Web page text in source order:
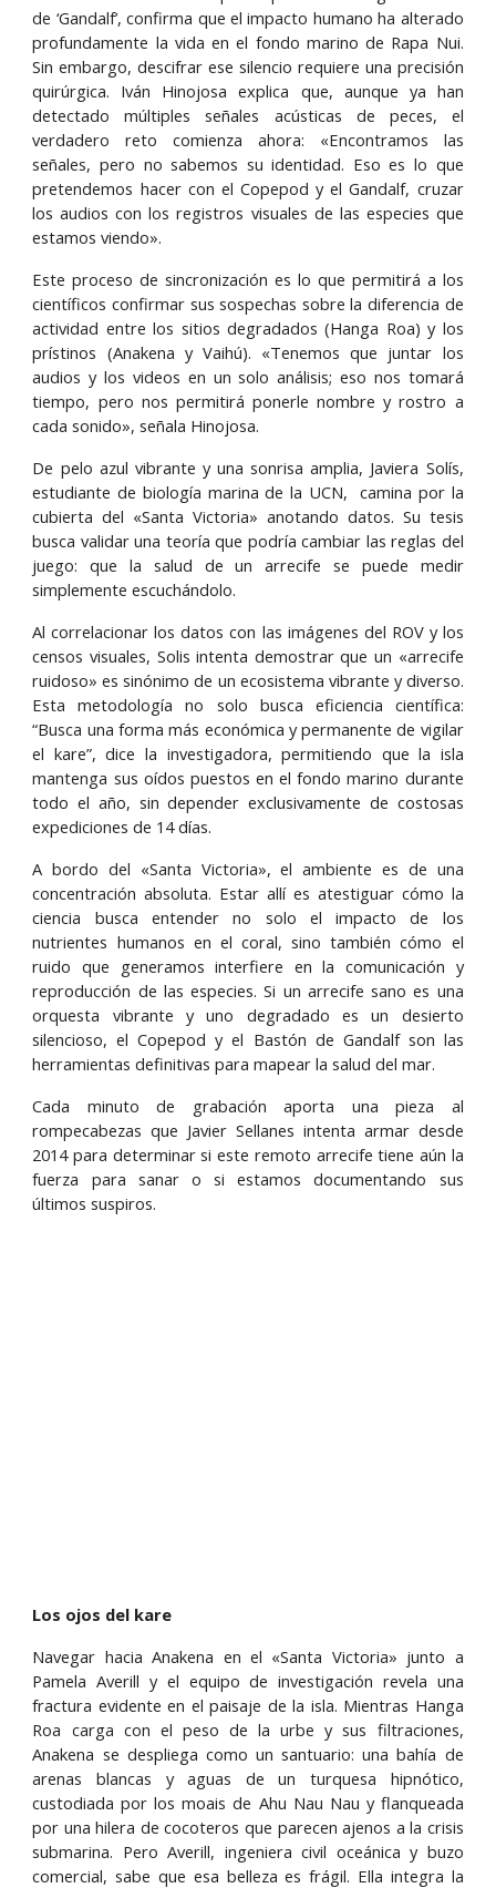
de ‘Gandalf’, confirma que el impacto humano ha alterado
profundamente la vida en el fondo marino de Rapa Nui.
Sin embargo, descifrar ese silencio requiere una precisión
quirúrgica. Iván Hinojosa explica que, aunque ya han
detectado múltiples señales acústicas de peces, el
verdadero reto comienza ahora: «Encontramos las
señales, pero no sabemos su identidad. Eso es lo que
pretendemos hacer con el Copepod y el Gandalf, cruzar
los audios con los registros visuales de las especies que
estamos viendo».
Este proceso de sincronización es lo que permitirá a los
científicos confirmar sus sospechas sobre la diferencia de
actividad entre los sitios degradados (Hanga Roa) y los
prístinos (Anakena y Vaihú). «Tenemos que juntar los
audios y los videos en un solo análisis; eso nos tomará
tiempo, pero nos permitirá ponerle nombre y rostro a
cada sonido», señala Hinojosa.
De pelo azul vibrante y una sonrisa amplia, Javiera Solís,
estudiante de biología marina de la UCN, camina por la
cubierta del «Santa Victoria» anotando datos. Su tesis
busca validar una teoría que podría cambiar las reglas del
juego: que la salud de un arrecife se puede medir
simplemente escuchándolo.
Al correlacionar los datos con las imágenes del ROV y los
censos visuales, Solis intenta demostrar que un «arrecife
ruidoso» es sinónimo de un ecosistema vibrante y diverso.
Esta metodología no solo busca eficiencia científica:
“Busca una forma más económica y permanente de vigilar
el kare”, dice la investigadora, permitiendo que la isla
mantenga sus oídos puestos en el fondo marino durante
todo el año, sin depender exclusivamente de costosas
expediciones de 14 días.
A bordo del «Santa Victoria», el ambiente es de una
concentración absoluta. Estar allí es atestiguar cómo la
ciencia busca entender no solo el impacto de los
nutrientes humanos en el coral, sino también cómo el
ruido que generamos interfiere en la comunicación y
reproducción de las especies. Si un arrecife sano es una
orquesta vibrante y uno degradado es un desierto
silencioso, el Copepod y el Bastón de Gandalf son las
herramientas definitivas para mapear la salud del mar.
Cada minuto de grabación aporta una pieza al
rompecabezas que Javier Sellanes intenta armar desde
2014 para determinar si este remoto arrecife tiene aún la
fuerza para sanar o si estamos documentando sus
últimos suspiros.
Los ojos del kare
Navegar hacia Anakena en el «Santa Victoria» junto a
Pamela Averill y el equipo de investigación revela una
fractura evidente en el paisaje de la isla. Mientras Hanga
Roa carga con el peso de la urbe y sus filtraciones,
Anakena se despliega como un santuario: una bahía de
arenas blancas y aguas de un turquesa hipnótico,
custodiada por los moais de Ahu Nau Nau y flanqueada
por una hilera de cocoteros que parecen ajenos a la crisis
submarina. Pero Averill, ingeniera civil oceánica y buzo
comercial, sabe que esa belleza es frágil. Ella integra la